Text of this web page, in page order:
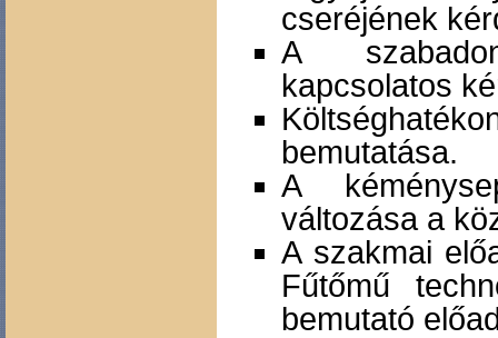
cseréjének
A
kapcsolatos
bemutatása.
A
változása a
A szakmai
Fűtőmű
bemutató